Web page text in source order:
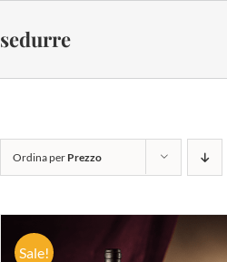
sedurre
Ordina per Prezzo
Sale!